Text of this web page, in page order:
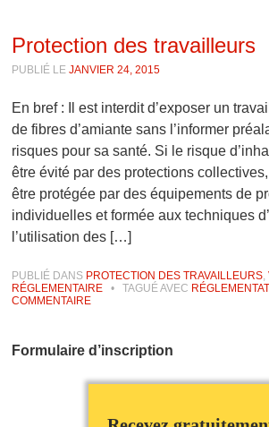
Protection des travailleurs
PUBLIÉ LEJANVIER 24, 2015
En bref : Il est interdit d’exposer un
de fibres d’amiante sans l’informer
risques pour sa santé. Si le risque
être évité par des protections
être protégée par des équipements de
individuelles et formée aux techniques
l’utilisation des […]
PUBLIÉ DANS PROTECTION DES TRAVAILLEURS,
RÉGLEMENTAIRE
• TAGUÉ AVEC
COMMENTAIRE
Formulaire d’inscription